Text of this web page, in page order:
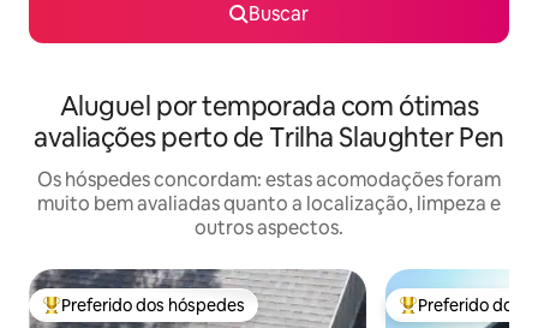
Buscar
Aluguel por temporada com ótimas
avaliações perto de Trilha Slaughter Pen
Os hóspedes concordam: estas acomodações foram
muito bem avaliadas quanto a localização, limpeza e
outros aspectos.
Entre os melhores preferidos dos hóspedes
Preferido dos hóspedes Entre os
Preferido dos